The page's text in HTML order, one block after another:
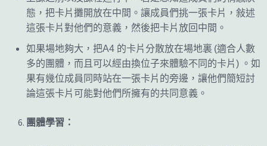
態，把卡片攤開放在中間。讓成員們挑一張卡片，敍述
這張卡片對他們的意義，然後把卡片放回中間。
如果場地夠大，把A4 的卡片分散放在場地裏 (適合人數
多的團體，而且可以經由換位子來體驗不同的卡片) 。如
果有幾位成員同時站在一張卡片的旁邊，讓他們簡短討
論這張卡片可能對他們所擁有的共同意義。
團體學習：